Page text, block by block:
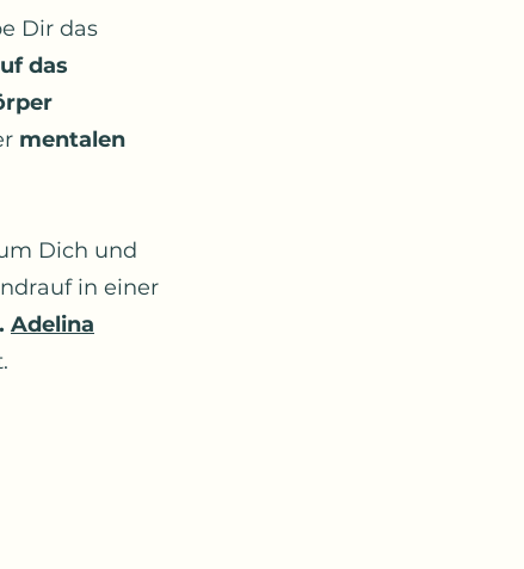
Dir das
das
mentalen
Dich und
in einer
Adelina